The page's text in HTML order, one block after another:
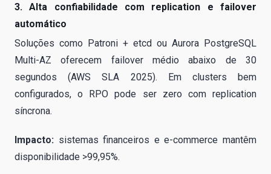
3. Alta confiabilidade com replication e failover
automático
Soluções como Patroni + etcd ou Aurora PostgreSQL
Multi-AZ oferecem failover médio abaixo de 30
segundos (AWS SLA 2025). Em clusters bem
configurados, o RPO pode ser zero com replication
síncrona.
Impacto: sistemas financeiros e e-commerce mantêm
disponibilidade >99,95%.